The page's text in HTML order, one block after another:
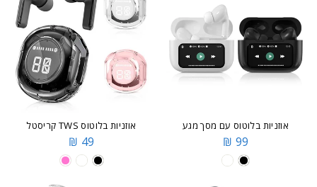
אוזניות בלוטוס עם מסך מגע
99 ₪
אוזניות בלוטוס TWS קריסטל
49 ₪